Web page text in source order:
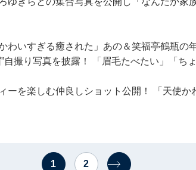
わいすぎる癒された」あの＆笑福亭鶴瓶の
自撮り写真を披露！ 「眉毛たべたい」「ち
ーを楽しむ仲良しショット公開！ 「天使か
1 2